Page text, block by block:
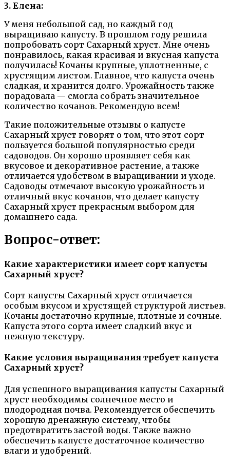
3. Елена:
У меня небольшой сад, но каждый год
выращиваю капусту. В прошлом году решила
попробовать сорт Сахарный хруст. Мне очень
понравилось, какая красивая и вкусная капуста
получилась! Кочаны крупные, уплотненные, с
хрустящим листом. Главное, что капуста очень
сладкая, и хранится долго. Урожайность также
порадовала — смогла собрать значительное
количество кочанов. Рекомендую всем!
Такие положительные отзывы о капусте
Сахарный хруст говорят о том, что этот сорт
пользуется большой популярностью среди
садоводов. Он хорошо проявляет себя как
вкусовое и декоративное растение, а также
отличается удобством в выращивании и уходе.
Садоводы отмечают высокую урожайность и
отличный вкус кочанов, что делает капусту
Сахарный хруст прекрасным выбором для
домашнего сада.
Вопрос-ответ:
Какие характеристики имеет сорт капусты
Сахарный хруст?
Сорт капусты Сахарный хруст отличается
особым вкусом и хрустящей структурой листьев.
Кочаны достаточно крупные, плотные и сочные.
Капуста этого сорта имеет сладкий вкус и
нежную текстуру.
Какие условия выращивания требует капуста
Сахарный хруст?
Для успешного выращивания капусты Сахарный
хруст необходимы солнечное место и
плодородная почва. Рекомендуется обеспечить
хорошую дренажную систему, чтобы
предотвратить застой воды. Также важно
обеспечить капусте достаточное количество
влаги и удобрений.